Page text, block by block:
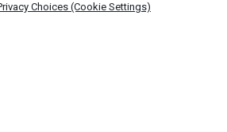
Choices (Cookie Settings)